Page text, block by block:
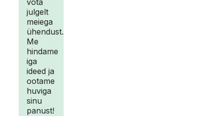
julgelt
meiega
ühendust.
Me
hindame
iga
ideed ja
ootame
huviga
sinu
panust!